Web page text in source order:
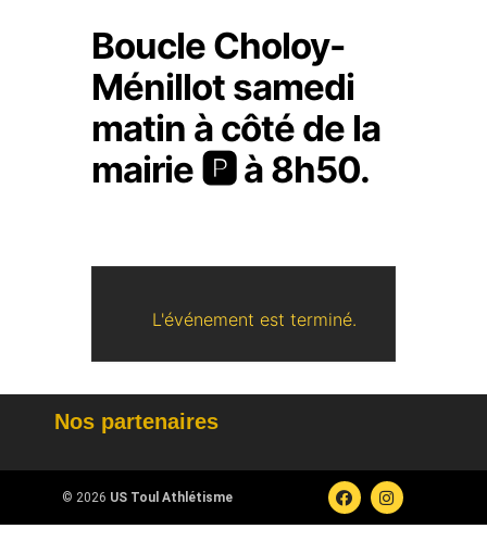
Boucle Choloy-
Ménillot samedi
matin à côté de la
mairie 🅿️ à 8h50.
L'événement est terminé.
Nos partenaires
© 2026 US Toul Athlétisme